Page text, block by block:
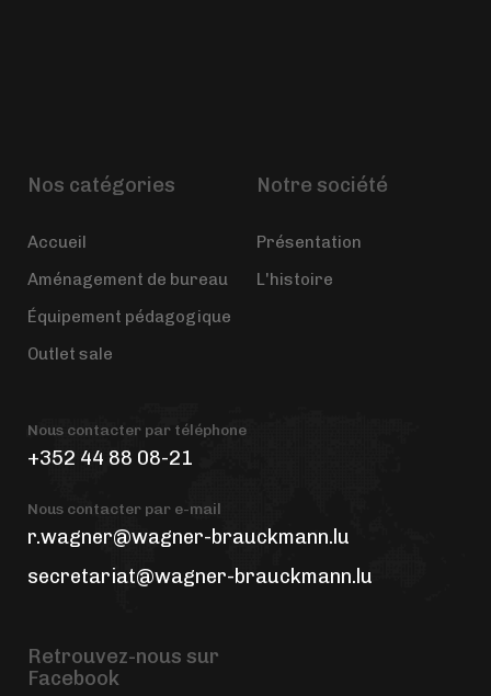
Nos catégories
Accueil
Aménagement de bureau
Équipement pédagogique
Outlet sale
Notre société
Présentation
L'histoire
Nous contacter par téléphone
+352 44 88 08-21
Nous contacter par e-mail
r.wagner@wagner-brauckmann.lu
secretariat@wagner-brauckmann.lu
Retrouvez-nous sur
Facebook